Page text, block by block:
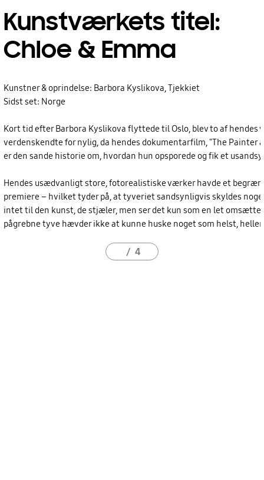
Kunstværkets titel:
Chloe & Emma
Kunstner & oprindelse: Barbora Kyslikova, Tjekkiet
Sidst set: Norge
Kort tid efter Barbora Kyslikova flyttede til Oslo, blev to af
verdenskendte for nylig, da hendes dokumentarfilm, "The
er den sande historie om, hvordan hun opsporede og fik et
Hendes usædvanligt store, fotorealistiske værker havde et
premiere – hvilket tyder på, at tyveriet sandsynligvis skyldes
intet til den kunst, de stjæler, men ser det kun som en let
pågrebne tyve hævder ikke at kunne huske noget som helst,
4